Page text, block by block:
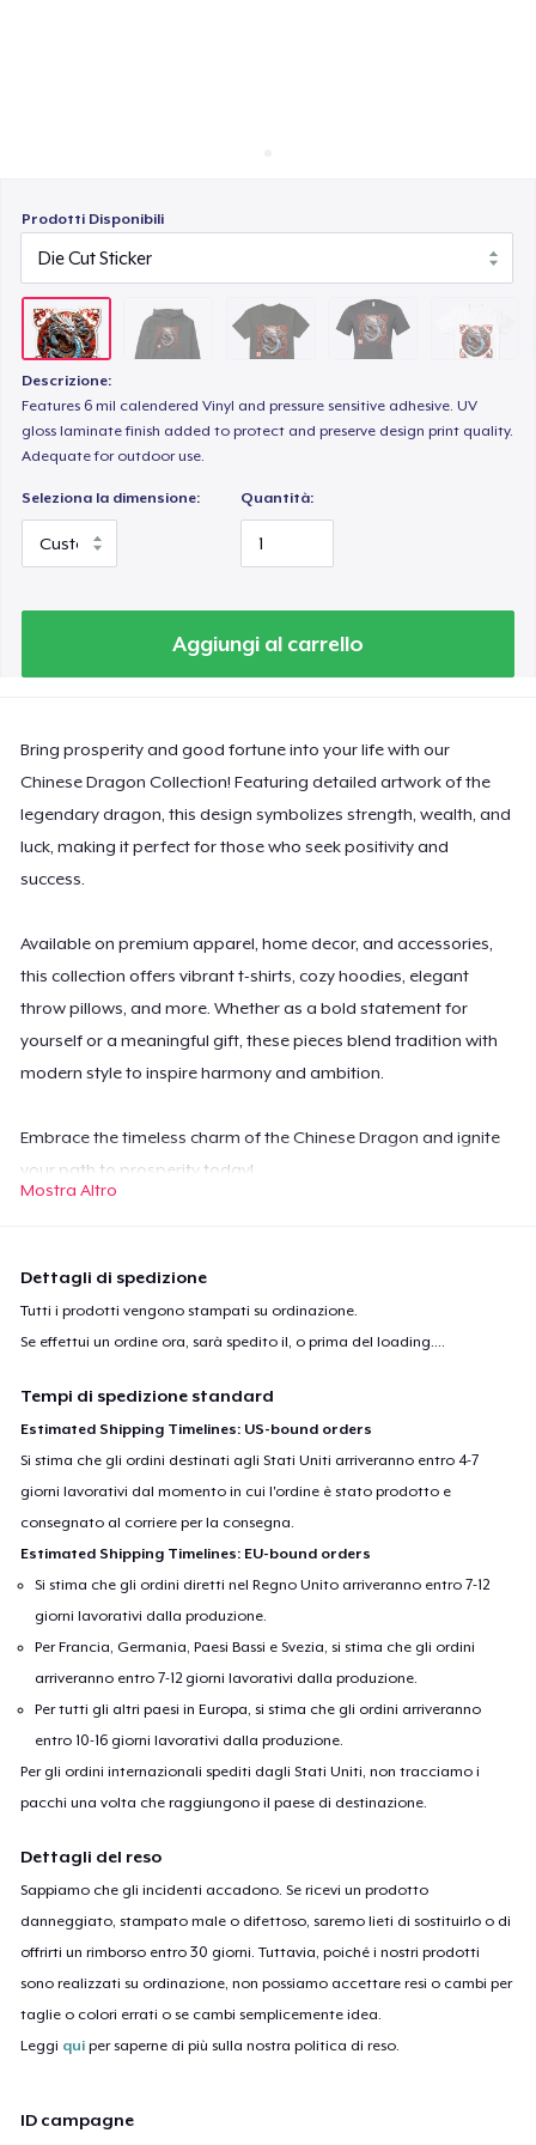
Prodotti Disponibili
Descrizione:
Features 6 mil calendered Vinyl and pressure sensitive adhesive. UV
gloss laminate finish added to protect and preserve design print quality.
Adequate for outdoor use.
Seleziona la dimensione: Quantità:
Aggiungi al carrello
Bring prosperity and good fortune into your life with our
Chinese Dragon Collection! Featuring detailed artwork of the
legendary dragon, this design symbolizes strength, wealth, and
luck, making it perfect for those who seek positivity and
success.
Available on premium apparel, home decor, and accessories,
this collection offers vibrant t-shirts, cozy hoodies, elegant
throw pillows, and more. Whether as a bold statement for
yourself or a meaningful gift, these pieces blend tradition with
modern style to inspire harmony and ambition.
Embrace the timeless charm of the Chinese Dragon and ignite
your path to prosperity today!
Mostra Altro
Dettagli di spedizione
Tutti i prodotti vengono stampati su ordinazione.
Se effettui un ordine ora, sarà spedito il, o prima delloading....
Tempi di spedizione standard
Estimated Shipping Timelines: US-bound orders
Si stima che gli ordini destinati agli Stati Uniti arriveranno entro 4-7
giorni lavorativi dal momento in cui l'ordine è stato prodotto e
consegnato al corriere per la consegna.
Estimated Shipping Timelines: EU-bound orders
Si stima che gli ordini diretti nel Regno Unito arriveranno entro 7-12
giorni lavorativi dalla produzione.
Per Francia, Germania, Paesi Bassi e Svezia, si stima che gli ordini
arriveranno entro 7-12 giorni lavorativi dalla produzione.
Per tutti gli altri paesi in Europa, si stima che gli ordini arriveranno
entro 10-16 giorni lavorativi dalla produzione.
Per gli ordini internazionali spediti dagli Stati Uniti, non tracciamo i
pacchi una volta che raggiungono il paese di destinazione.
Dettagli del reso
Sappiamo che gli incidenti accadono. Se ricevi un prodotto
danneggiato, stampato male o difettoso, saremo lieti di sostituirlo o di
offrirti un rimborso entro 30 giorni. Tuttavia, poiché i nostri prodotti
sono realizzati su ordinazione, non possiamo accettare resi o cambi per
taglie o colori errati o se cambi semplicemente idea.
Leggi qui per saperne di più sulla nostra politica di reso.
ID campagne
Mug
Unisex Classic Crewneck Sweatshirt
Women's Classic Tee
Classic Long Sleeve Tee